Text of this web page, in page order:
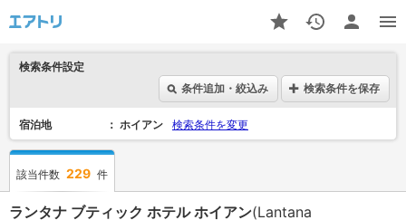
検索条件設定
条件追加・絞込み
検索条件を保存
宿泊地 ホイアン 検索条件を変更
該当件数 229 件
ランタナ ブティック ホテル ホイアン(Lantana